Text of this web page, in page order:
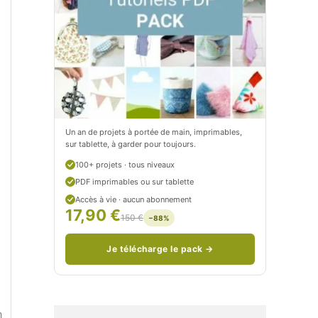
t
i
t
C
i
t
r
n
/
t
i
t
c
i
t
o
n
c
o
Un an de projets à portée de main, imprimables,
sur tablette, à garder pour toujours.
100+ projets · tous niveaux
PDF imprimables ou sur tablette
Accès à vie · aucun abonnement
17,90 €150 € −88%
Je télécharge le pack →